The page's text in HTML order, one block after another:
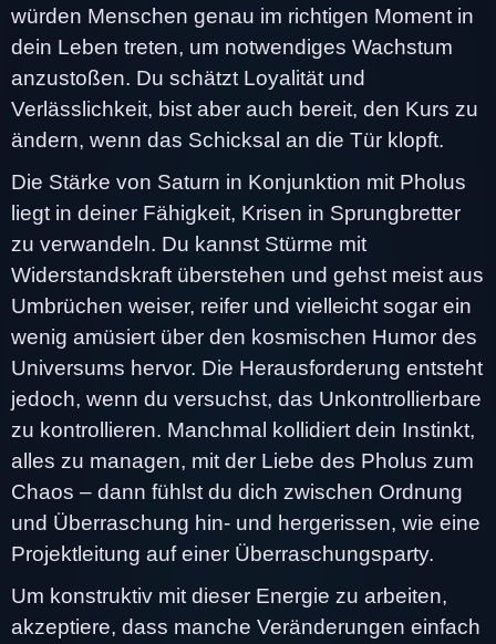
würden Menschen genau im richtigen Moment in
dein Leben treten, um notwendiges Wachstum
anzustoßen. Du schätzt Loyalität und
Verlässlichkeit, bist aber auch bereit, den Kurs zu
ändern, wenn das Schicksal an die Tür klopft.
Die Stärke von Saturn in Konjunktion mit Pholus
liegt in deiner Fähigkeit, Krisen in Sprungbretter
zu verwandeln. Du kannst Stürme mit
Widerstandskraft überstehen und gehst meist aus
Umbrüchen weiser, reifer und vielleicht sogar ein
wenig amüsiert über den kosmischen Humor des
Universums hervor. Die Herausforderung entsteht
jedoch, wenn du versuchst, das Unkontrollierbare
zu kontrollieren. Manchmal kollidiert dein Instinkt,
alles zu managen, mit der Liebe des Pholus zum
Chaos – dann fühlst du dich zwischen Ordnung
und Überraschung hin- und hergerissen, wie eine
Projektleitung auf einer Überraschungsparty.
Um konstruktiv mit dieser Energie zu arbeiten,
akzeptiere, dass manche Veränderungen einfach